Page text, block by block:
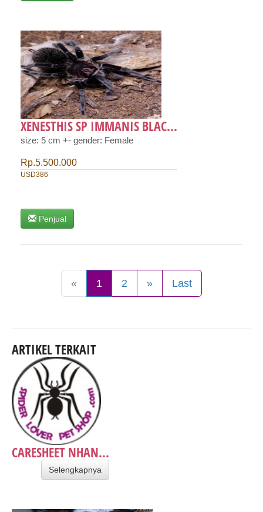
XENESTHIS SP IMMANIS BLAC...
size: 5 cm +- gender: Female
Rp.5.500.000
USD386
Penjual
« 1 2 » Last
ARTIKEL TERKAIT
CARESHEET NHAN...
Selengkapnya